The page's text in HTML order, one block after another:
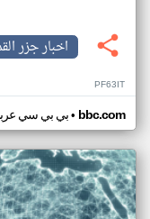
اخبار جزر
PF63IT
بي بي سي• bbc.com